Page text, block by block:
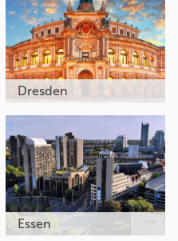
Dresden
Essen